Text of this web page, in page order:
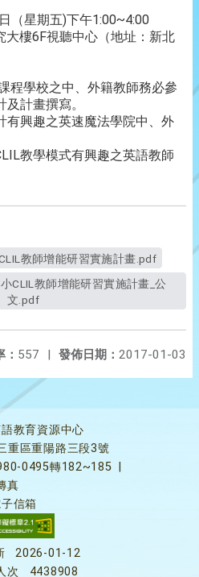
（星期五)下午1:00~4:00
大樓6F視聽中心（地址：新北
程學校之中、外籍教師務必參
計畫撰寫。
有興趣之英速魔法學院中、外
教學模式有興趣之英語教師
教師增能研習實施計畫.pdf
文.pdf
發佈日期： 2017-01-03
557 |
教育資源中心
重區重陽路三段3號
0495轉182~185
真
信箱
2026-01-12
次
4438908